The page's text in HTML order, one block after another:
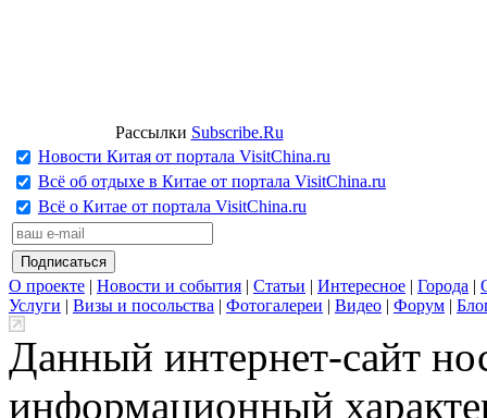
Рассылки Subscribe.Ru
Новости Китая от портала VisitChina.ru
Всё об отдыхе в Китае от портала VisitChina.ru
Всё о Китае от портала VisitChina.ru
О проекте | Новости и события | Статьи | Интересное | Города |
Услуги | Визы и посольства | Фотогалереи | Видео | Форум |
Данный интернет-сайт
информационный